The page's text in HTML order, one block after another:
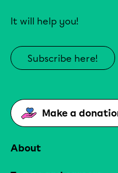
It will help you!
Subscribe here!
Make a
About